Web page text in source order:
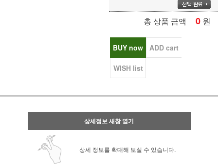
총 상품 금액 0 원
BUY now ADD cart
WISH list
상세정보 새창 열기
상세 정보를 확대해 보실 수 있습니다.